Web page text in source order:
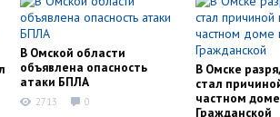
В Омской области
объявлена опасность
атаки БПЛА
2713 0
В Омске
стал
частном
Гражданской